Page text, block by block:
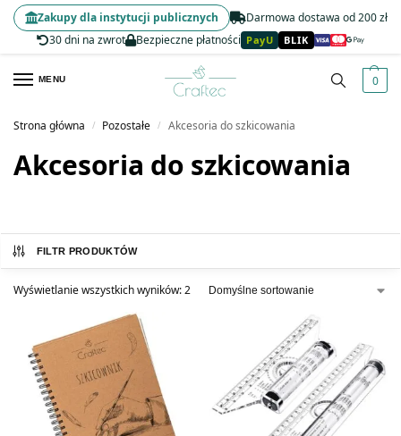
Darmowa dostawa od 200 zł
30 dni na zwrot
Bezpieczne płatności PayU BLIK
Zakupy dla instytucji publicznych
MENU 0
Strona główna / Pozostałe / Akcesoria do szkicowania
Akcesoria do szkicowania
FILTR PRODUKTÓW
Wyświetlanie wszystkich wyników: 2